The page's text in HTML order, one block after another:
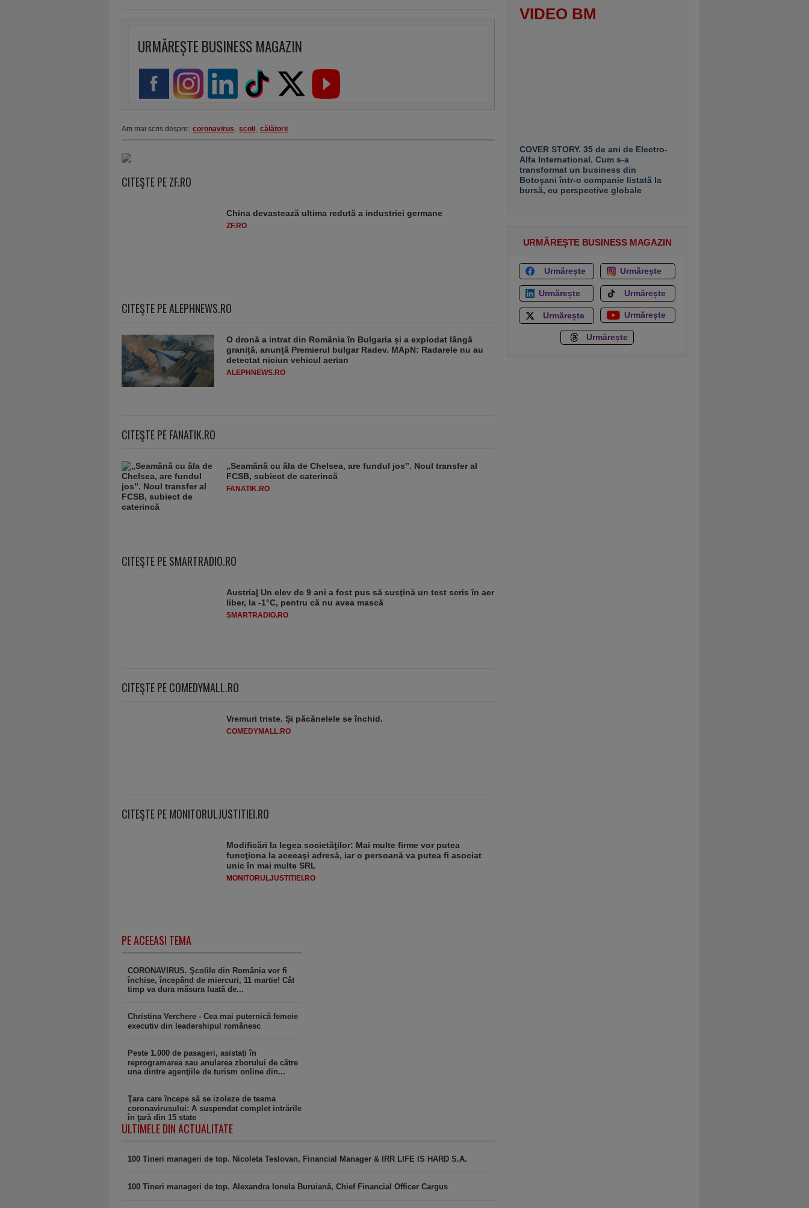
URMĂREȘTE BUSINESS MAGAZIN
Am mai scris despre: coronavirus, şcoli, călătorii
CITEŞTE PE ZF.RO
China devastează ultima redută a industriei germane
ZF.RO
CITEŞTE PE ALEPHNEWS.RO
O dronă a intrat din România în Bulgaria și a explodat lângă
graniță, anunță Premierul bulgar Radev. MApN: Radarele nu au
detectat niciun vehicul aerian
ALEPHNEWS.RO
CITEŞTE PE FANATIK.RO
„Seamănă cu ăla de Chelsea, are fundul jos”. Noul transfer al
FCSB, subiect de caterincă
FANATIK.RO
CITEŞTE PE SMARTRADIO.RO
Austria| Un elev de 9 ani a fost pus să susţină un test scris în aer
liber, la -1°C, pentru că nu avea mască
SMARTRADIO.RO
CITEŞTE PE COMEDYMALL.RO
Vremuri triste. Şi păcănelele se închid.
COMEDYMALL.RO
CITEŞTE PE MONITORULJUSTITIEI.RO
Modificări la legea societăţilor: Mai multe firme vor putea
funcţiona la aceeaşi adresă, iar o persoană va putea fi asociat
unic în mai multe SRL
MONITORULJUSTITIEI.RO
PE ACEEASI TEMA
CORONAVIRUS. Şcolile din România vor fi
închise, începând de miercuri, 11 martie! Cât
timp va dura măsura luată de...
Christina Verchere - Cea mai puternică femeie
executiv din leadershipul românesc
Peste 1.000 de pasageri, asistaţi în
reprogramarea sau anularea zborului de către
una dintre agenţiile de turism online din...
Ţara care începe să se izoleze de teama
coronavirusului: A suspendat complet intrările
în ţară din 15 state
ULTIMELE DIN ACTUALITATE
100 Tineri manageri de top. Nicoleta Teslovan, Financial Manager & IRR LIFE IS HARD S.A.
100 Tineri manageri de top. Alexandra Ionela Buruiană, Chief Financial Officer Cargus
VIDEO BM
COVER STORY. 35 de ani de Electro-
Alfa International. Cum s-a
transformat un business din
Botoşani într-o companie listată la
bursă, cu perspective globale
URMĂREȘTE BUSINESS MAGAZIN
Urmărește Urmărește
Urmărește Urmărește
Urmărește Urmărește
Urmărește